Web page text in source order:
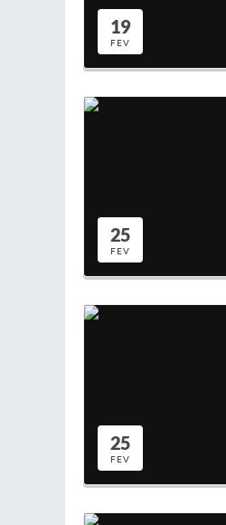
19
FEV
25
FEV
25
FEV